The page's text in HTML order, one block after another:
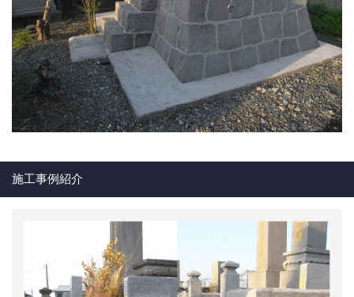
施工事例紹介